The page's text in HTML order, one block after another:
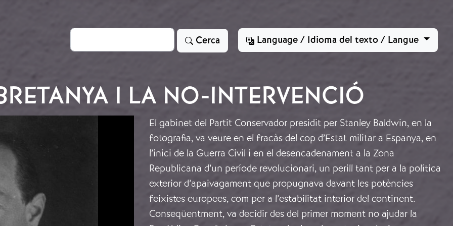
Cerca Cerca Language / Idioma del texto / Langue
I LA NO-INTERVENCIÓ
El gabinet del Partit Conservador presidit per Stanley Baldwin, en la
fotografia, va veure en el fracàs del cop d’Estat militar a Espanya, en
l’inici de la Guerra Civil i en el desencadenament a la Zona
Republicana d’un període revolucionari, un perill tant per a la política
exterior d’apaivagament que propugnava davant les potències
feixistes europees, com per a l’estabilitat interior del continent.
Conseqüentment, va decidir des del primer moment no ajudar la